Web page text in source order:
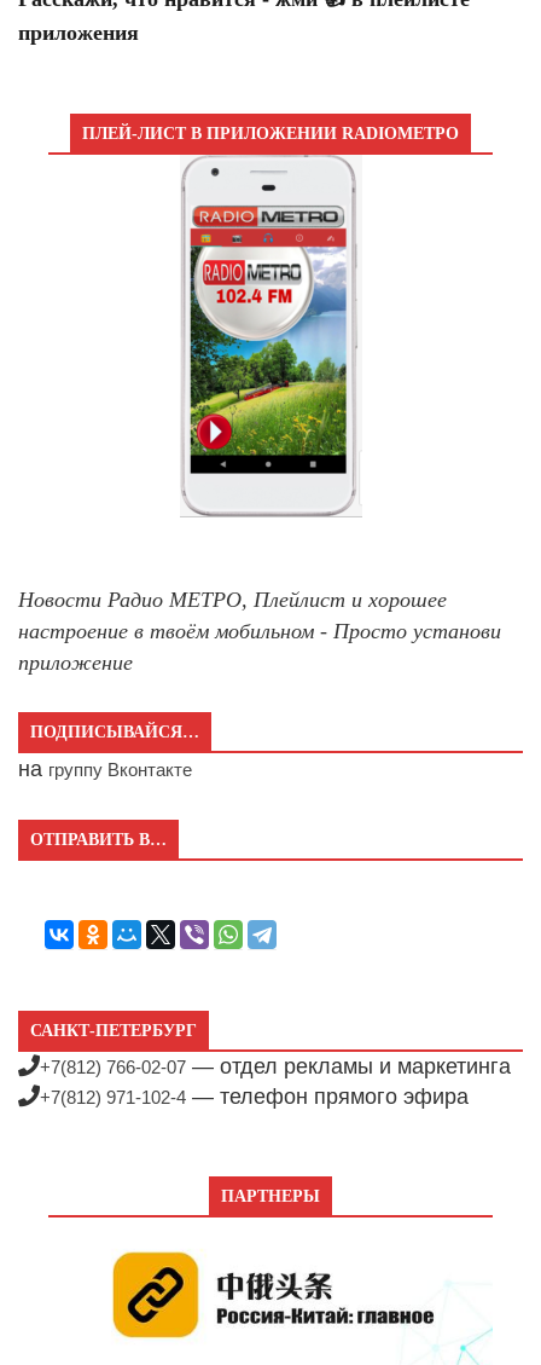
приложения
ПЛЕЙ-ЛИСТ В ПРИЛОЖЕНИИ RADIOМЕТРО
Новости Радио МЕТРО, Плейлист и хорошее
настроение в твоём мобильном - Просто установи
приложение
ПОДПИСЫВАЙСЯ…
на группу Вконтакте
ОТПРАВИТЬ В…
САНКТ-ПЕТЕРБУРГ
+7(812) 766-02-07 — отдел рекламы и маркетинга
+7(812) 971-102-4 — телефон прямого эфира
ПАРТНЕРЫ